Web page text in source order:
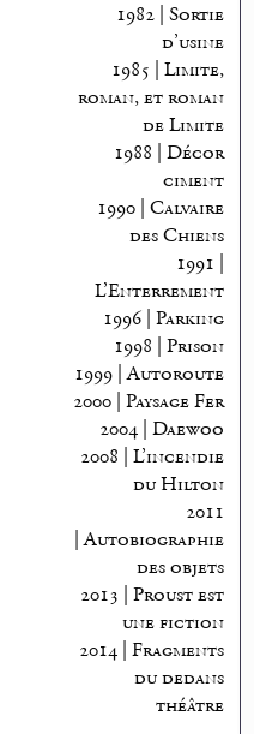
1982 | Sortie
d’usine
1985 | Limite,
roman, et roman
de Limite
1988 | Décor
ciment
1990 | Calvaire
des Chiens
1991 |
L’Enterrement
1996 | Parking
1998 | Prison
1999 | Autoroute
2000 | Paysage Fer
2004 | Daewoo
2008 | L’incendie
du Hilton
2011
| Autobiographie
des objets
2013 | Proust est
une fiction
2014 | Fragments
du dedans
théâtre